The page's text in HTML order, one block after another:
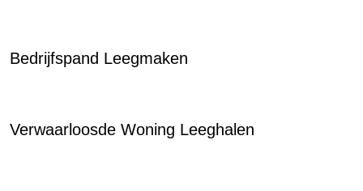
Bedrijfspand Leegmaken
Verwaarloosde Woning Leeghalen